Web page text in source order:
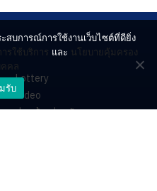
Lottery
Video
ร่วมด้วยช่วยกัน
สบการณ์การใช้งานเว็บไซต์ที่ดียิ่ง
รใช้บริการ และ นโยบายคุ้มครอง
คล
รับ